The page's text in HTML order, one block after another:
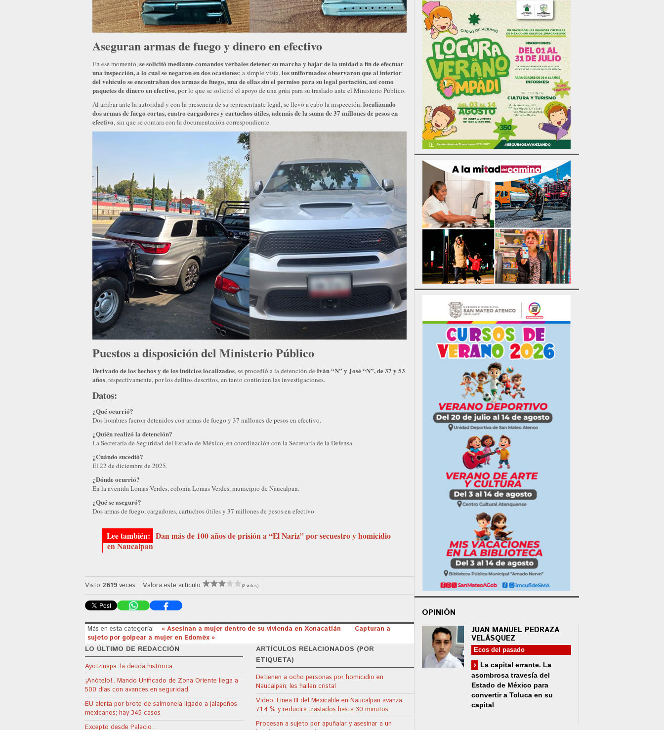
Aseguran armas de fuego y dinero en efectivo
En ese momento,se solicitó mediante comandos verbales detener su marcha y bajar de la unidad a fin de efectuar
una inspección, a lo cual se negaron en dos ocasiones; a simple vista,los uniformados observaron que al interior
del vehículo se encontraban dos armas de fuego, una de ellas sin el permiso para su legal portación, así como
paquetes de dinero en efectivo, por lo que se solicitó el apoyo de una grúa para su traslado ante el Ministerio Público.
Al arribar ante la autoridad y con la presencia de su representante legal, se llevó a cabo la inspección,localizando
dos armas de fuego cortas, cuatro cargadores y cartuchos útiles, además dela suma de 37 millones de pesos en
efectivo, sin que se contara con la documentación correspondiente.
Puestos a disposición del Ministerio Público
Derivado de los hechos y de los indicios localizados, se procedió a la detención de Iván “N” y José “N”, de 37 y 53
años, respectivamente, por los delitos descritos, en tanto continúan las investigaciones.
Datos:
¿Qué ocurrió?
Dos hombres fueron detenidos con armas de fuego y 37 millones de pesos en efectivo.
¿Quién realizó la detención?
La Secretaría de Seguridad del Estado de México, en coordinación con la Secretaría de la Defensa.
¿Cuándo sucedió?
El 22 de diciembre de 2025.
¿Dónde ocurrió?
En la avenida Lomas Verdes, colonia Lomas Verdes, municipio de Naucalpan.
¿Qué se aseguró?
Dos armas de fuego, cargadores, cartuchos útiles y 37 millones de pesos en efectivo.
Dan más de 100 años de prisión a “El Nariz” por secuestro y homicidio
en Naucalpan
Visto 2619 veces Valora este artículo (2 votos)
Más en esta categoría: « Asesinan a mujer dentro de su vivienda en Xonacatlán
Capturan a
sujeto por golpear a mujer en Edoméx »
LO ÚLTIMO DE REDACCIÓN
Ayotzinapa: la deuda histórica
¡Anótelo!.. Mando Unificado de Zona Oriente llega a
500 días con avances en seguridad
EU alerta por brote de salmonela ligado a jalapeños
mexicanos; hay 345 casos
Excepto desde Palacio…
ARTÍCULOS RELACIONADOS (POR
ETIQUETA)
Detienen a ocho personas por homicidio en
Naucalpan; les hallan cristal
Video: Línea III del Mexicable en Naucalpan avanza
71.4 % y reducirá traslados hasta 30 minutos
Procesan a sujeto por apuñalar y asesinar a un
OPINIÓN
JUAN MANUEL PEDRAZA
VELÁSQUEZ
Ecos del pasado
La capital errante. La
asombrosa travesía del
Estado de México para
convertir a Toluca en su
capital